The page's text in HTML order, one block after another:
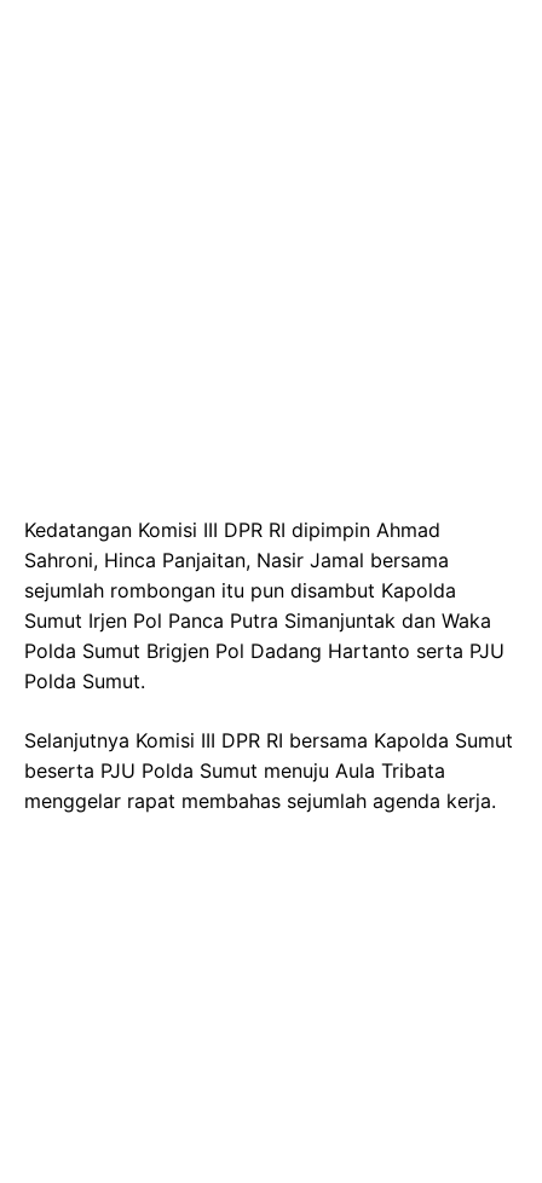
Kedatangan Komisi III DPR RI dipimpin Ahmad
Sahroni, Hinca Panjaitan, Nasir Jamal bersama
sejumlah rombongan itu pun disambut Kapolda
Sumut Irjen Pol Panca Putra Simanjuntak dan Waka
Polda Sumut Brigjen Pol Dadang Hartanto serta PJU
Polda Sumut.
Selanjutnya Komisi III DPR RI bersama Kapolda Sumut
beserta PJU Polda Sumut menuju Aula Tribata
menggelar rapat membahas sejumlah agenda kerja.